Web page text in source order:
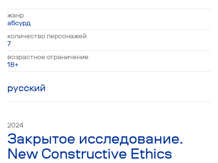
сменяет другую. Действие происходит в
США, в бывшем доме супружеской пары
Тома и Джерри, которые спустя несколько
лет возвращаются в свою роскошную
усадьбу. Все это время в доме жили их
темнокожие слуги – Сюзанна и Дэниел, а
также их дядя Бернард. Бернард - пожилой
мужчина не вполне в своем уме: он считает
себя русским и ощущает ответственность
за все зверства, совершенные в мире и в
этом доме требуется не только ему…
жанр
абсурд
количество персонажей
7
возрастное ограничение
18+
русский
Закрытое исследование.
New Constructive Ethics
2024